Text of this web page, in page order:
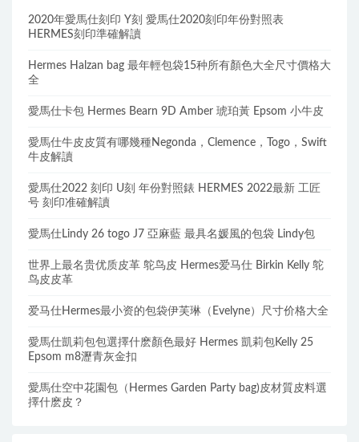
2020年愛馬仕刻印 Y刻 愛馬仕2020刻印年份對照表
HERMES刻印準確解讀
Hermes Halzan bag 最年輕包袋15种所有顏色大全尺寸價格大
全
愛馬仕卡包 Hermes Bearn 9D Amber 琥珀黃 Epsom 小牛皮
愛馬仕牛皮皮質有哪幾種Negonda，Clemence，Togo，Swift
牛皮解讀
愛馬仕2022 刻印 U刻 年份對照錶 HERMES 2022最新 工匠
号 刻印准確解讀
愛馬仕Lindy 26 togo J7 亞麻藍 最具名媛風的包袋 Lindy包
世界上最名贵优质皮革 鸵鸟皮 Hermes爱马仕 Birkin Kelly 鸵
鸟皮皮革
爱马仕Hermes最小资的包袋伊芙琳（Evelyne）尺寸价格大全
愛馬仕凱莉包包選擇什麽顏色最好 Hermes 凱莉包Kelly 25
Epsom m8瀝青灰金扣
愛馬仕空中花園包（Hermes Garden Party bag)皮材質皮料選
擇什麽皮？